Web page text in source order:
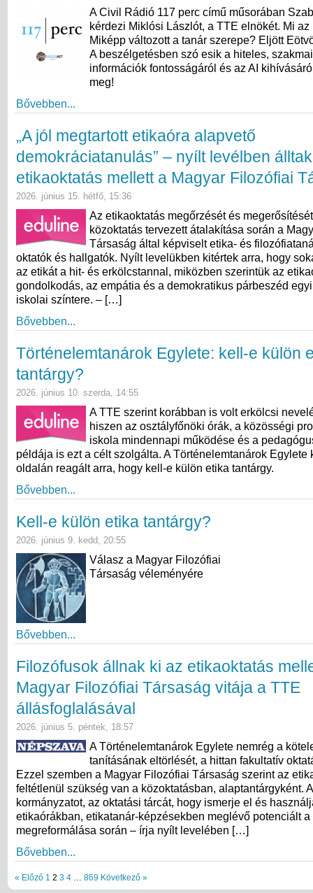
A Civil Rádió 117 perc című műsorában
kérdezi Miklósi Lászlót, a TTE elnökét. Mi
Miképp változott a tanár szerepe? Eljött
A beszélgetésben szó esik a hiteles,
információk fontosságáról és az AI
meg!
Bővebben...
„A jól megtartott etikaóra alapvető
demokráciatanulás” – nyílt levélben
etikaoktatás mellett a Magyar Filozófiai
2026. június 15. hétfő, 15:36
Az etikaoktatás megőrzését és
közoktatás tervezett átalakítása során a
Társaság által képviselt etika- és
oktatók és hallgatók. Nyílt levelükben kitértek arra, hogy
az etikát a hit- és erkölcstannal, miközben szerintük az
gondolkodás, az empátia és a demokratikus párbeszéd
iskolai színtere. – […]
Bővebben...
Történelemtanárok Egylete: kell-e külön
tantárgy?
2026. június 10. szerda, 14:55
A TTE szerint korábban is volt erkölcsi
hiszen az osztályfőnöki órák, a közösségi
iskola mindennapi működése és a
példája is ezt a célt szolgálta. A Történelemtanárok Egylete
oldalán reagált arra, hogy kell-e külön etika tantárgy.
Bővebben...
Kell-e külön etika tantárgy?
2026. június 9. kedd, 20:55
Válasz a Magyar Filozófiai
Társaság véleményére
Bővebben...
Filozófusok állnak ki az etikaoktatás
Magyar Filozófiai Társaság vitája a TTE
állásfoglalásával
2026. június 5. péntek, 18:57
A Történelemtanárok Egylete nemrég a
tanításának eltörlését, a hittan fakultatív
Ezzel szemben a Magyar Filozófiai Társaság szerint az
feltétlenül szükség van a közoktatásban, alaptantárgyként.
kormányzatot, az oktatási tárcát, hogy ismerje el és
etikaórákban, etikatanár-képzésekben meglévő potenciált a
megreformálása során – írja nyílt levelében […]
Bővebben...
« Előző 1 2 3 4 869 Következő »